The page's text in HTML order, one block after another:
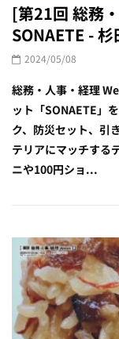
[第21回 総務
SONAETE -
2024/05/08
総務・人事・経理
ット「SONAETE」
ク、防災セット、引
テリアにマッチする
ニや100円ショ...